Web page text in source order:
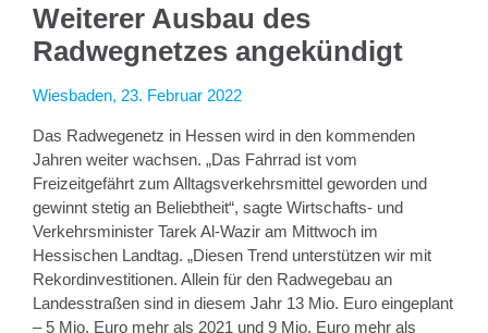
Weiterer Ausbau des
Radwegnetzes angekündigt
Wiesbaden, 23. Februar 2022
Das Radwegenetz in Hessen wird in den kommenden
Jahren weiter wachsen. „Das Fahrrad ist vom
Freizeitgefährt zum Alltagsverkehrsmittel geworden und
gewinnt stetig an Beliebtheit“, sagte Wirtschafts- und
Verkehrsminister Tarek Al-Wazir am Mittwoch im
Hessischen Landtag. „Diesen Trend unterstützen wir mit
Rekordinvestitionen. Allein für den Radwegebau an
Landesstraßen sind in diesem Jahr 13 Mio. Euro eingeplant
– 5 Mio. Euro mehr als 2021 und 9 Mio. Euro mehr als